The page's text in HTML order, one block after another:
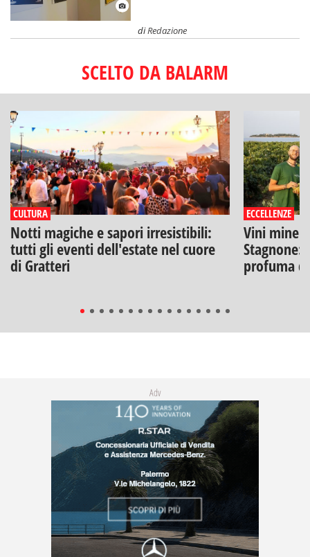
diRedazione
SCELTO DA BALARM
CULTURA
Notti magiche e sapori irresistibili:
tutti gli eventi dell'estate nel cuore
di Gratteri
ECCELLENZE
Vini
Stagnone:
profuma
Adv